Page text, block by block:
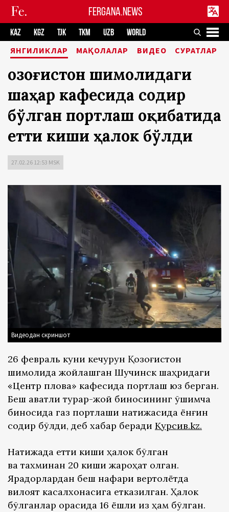
FERGANA.NEWS
KAZ KGZ TJK TKM UZB WORLD
ЯНГИЛИКЛАР МАҚОЛАЛАР ВИДЕО СУРАТЛАР
Қозоғистон шимолидаги
шаҳар кафесида содир
бўлган портлаш оқибатида
етти киши ҳалок бўлди
27.02.26 12:53 MSK
Видеодан скриншот
26 февраль куни кечқурун Қозоғистон
шимолида жойлашган Шучинск шаҳридаги
«Центр плова» кафесида портлаш юз берган.
Беш қаватли турар-жой биносининг қўшимча
биносида газ портлаши натижасида ёнғин
содир бўлди, деб хабар беради Курсив.kz.
Натижада етти киши ҳалок бўлган
ва тахминан 20 киши жароҳат олган.
Ярадорлардан беш нафари вертолётда
вилоят касалхонасига етказилган. Ҳалок
бўлганлар орасида 16 ёшли қиз ҳам бўлган.